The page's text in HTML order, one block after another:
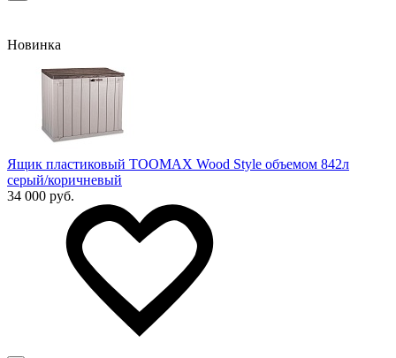
Новинка
Ящик пластиковый TOOMAX Wood Style объемом 842л
серый/коричневый
34 000 руб.